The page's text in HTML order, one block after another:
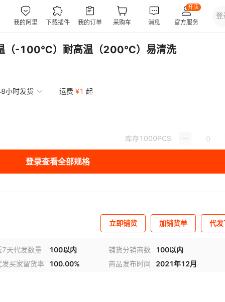
温（-100℃）耐高温（200℃）易清洗
小时发货 运费 ¥1 起
库存1000PCS
登录查看全部规格
立即铺货 加铺货单 代
7天代发数量 100以内 铺货分销商数
100以内
发买家留货率 100.00% 商品发布时间 2021年12月